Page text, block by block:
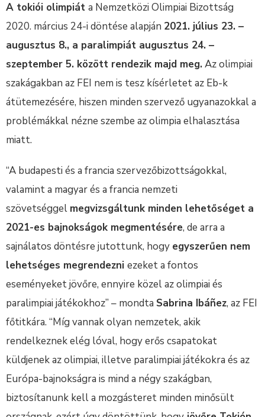
A tokiói olimpiát a Nemzetközi Olimpiai Bizottság
2020. március 24-i döntése alapján 2021. július 23. –
augusztus 8., a paralimpiát augusztus 24. –
szeptember 5. között rendezik majd meg.Az olimpiai
szakágakban az FEI nem is tesz kísérletet az Eb-k
átütemezésére, hiszen minden szervező ugyanazokkal a
problémákkal nézne szembe az olimpia elhalasztása
miatt.
“A budapesti és a francia szervezőbizottságokkal,
valamint a magyar és a francia nemzeti
szövetséggel megvizsgáltunk minden lehetőséget a
2021-es bajnokságok megmentésére, de arra a
sajnálatos döntésre jutottunk, hogy egyszerűen nem
lehetséges megrendezni ezeket a fontos
eseményeket jövőre, ennyire közel az olimpiai és
paralimpiai játékokhoz” – mondta Sabrina Ibáñez, az FEI
főtitkára. “Míg vannak olyan nemzetek, akik
rendelkeznek elég lóval, hogy erős csapatokat
küldjenek az olimpiai, illetve paralimpiai játékokra és az
Európa-bajnokságra is mind a négy szakágban,
biztosítanunk kell a mozgásteret minden minősült